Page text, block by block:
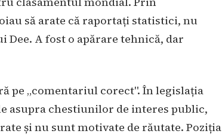
să arate că raportați statistici, nu
A fost o apărare tehnică, dar
pe „comentariul corect". În legislația
asupra chestiunilor de interes public,
și nu sunt motivate de răutate. Poziția